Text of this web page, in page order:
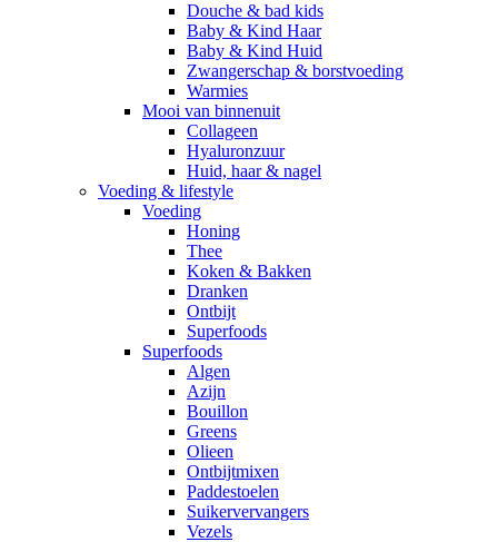
Douche & bad kids
Baby & Kind Haar
Baby & Kind Huid
Zwangerschap & borstvoeding
Warmies
Mooi van binnenuit
Collageen
Hyaluronzuur
Huid, haar & nagel
Voeding & lifestyle
Voeding
Honing
Thee
Koken & Bakken
Dranken
Ontbijt
Superfoods
Superfoods
Algen
Azijn
Bouillon
Greens
Olieen
Ontbijtmixen
Paddestoelen
Suikervervangers
Vezels